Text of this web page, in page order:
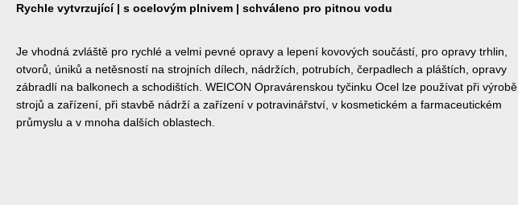
Rychle vytvrzující | s ocelovým plnivem | schváleno pro pitnou vodu
Je vhodná zvláště pro rychlé a velmi pevné opravy a lepení kovových součástí, pro opravy trhlin,
otvorů, úniků a netěsností na strojních dílech, nádržích, potrubích, čerpadlech a pláštích, opravy
zábradlí na balkonech a schodištích. WEICON Opravárenskou tyčinku Ocel lze používat při výrobě
strojů a zařízení, při stavbě nádrží a zařízení v potravinářství, v kosmetickém a farmaceutickém
průmyslu a v mnoha dalších oblastech.